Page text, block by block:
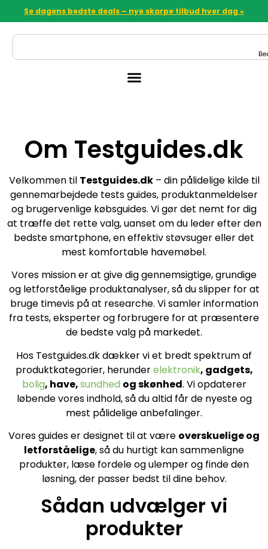
Se dagens bedste deals – nye skarpe tilbud hver dag »
Om Testguides.dk
Velkommen til Testguides.dk– din pålidelige kilde til
gennemarbejdede tests guides, produktanmeldelser
og brugervenlige købsguides. Vi gør det nemt for dig
at træffe det rette valg, uanset om du leder efter den
bedste smartphone, en effektiv støvsuger eller det
mest komfortable havemøbel.
Vores mission er at give dig gennemsigtige, grundige
og letforståelige produktanalyser, så du slipper for at
bruge timevis på at researche. Vi samler information
fra tests, eksperter og forbrugere for at præsentere
de bedste valg på markedet.
Hos Testguides.dk dækker vi et bredt spektrum af
produktkategorier, herunderelektronik, gadgets,
bolig, have,sundhed og skønhed. Vi opdaterer
løbende vores indhold, så du altid får de nyeste og
mest pålidelige anbefalinger.
Vores guides er designet til at være overskuelige og
letforståelige, så du hurtigt kan sammenligne
produkter, læse fordele og ulemper og finde den
løsning, der passer bedst til dine behov.
Sådan udvælger vi
produkter